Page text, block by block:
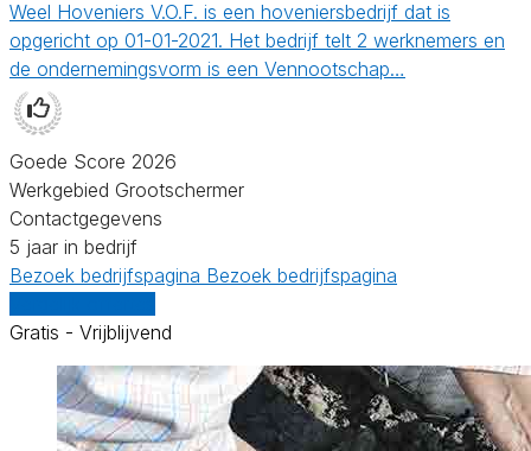
Weel Hoveniers V.O.F. is een hoveniersbedrijf dat is
opgericht op 01-01-2021. Het bedrijf telt 2 werknemers en
de ondernemingsvorm is een Vennootschap…
Goede Score 2026
Werkgebied Grootschermer
Contactgegevens
5 jaar in bedrijf
Bezoek bedrijfspagina Bezoek bedrijfspagina
Gratis - Vrijblijvend